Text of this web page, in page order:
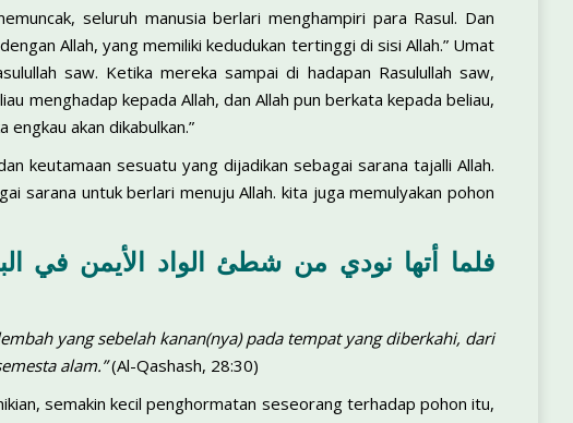
seluruh manusia berlari menghampiri para Rasul. Dan
Allah, yang memiliki kedudukan tertinggi di sisi Allah.” Umat
saw. Ketika mereka sampai di hadapan Rasulullah saw,
menghadap kepada Allah, dan Allah pun berkata kepada beliau,
engkau akan dikabulkan.”
keutamaan sesuatu yang dijadikan sebagai sarana tajalli Allah.
sarana untuk berlari menuju Allah. kita juga memulyakan pohon
yang sebelah kanan(nya) pada tempat yang diberkahi, dari
alam.”(Al-Qashash, 28:30)
semakin kecil penghormatan seseorang terhadap pohon itu,